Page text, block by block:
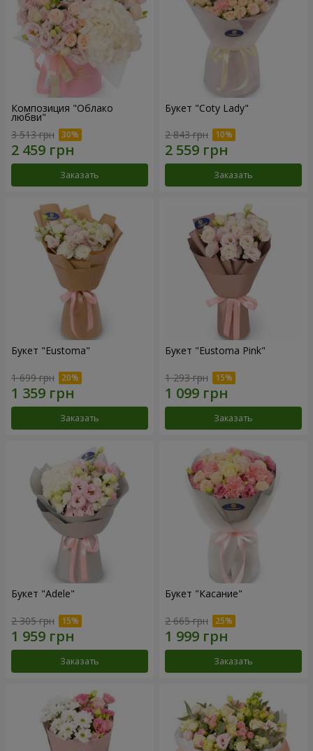
Композиция "Облако
любви"
3 513 грн
Заказать
Букет "Coty Lady"
2 843 грн
Заказать
Букет "Eustoma"
1 699 грн
Заказать
Букет "Eustoma Pink"
1 293 грн
Заказать
Букет "Adele"
2 305 грн
Заказать
Букет "Касание"
2 665 грн
Заказать